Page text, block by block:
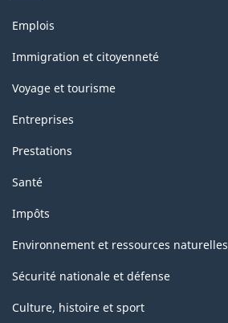
Thèmes
sujets
Emplois
Immigration et citoyenneté
Voyage et tourisme
Entreprises
Prestations
Santé
Impôts
Environnement et ressources naturelles
Sécurité nationale et défense
Culture, histoire et sport